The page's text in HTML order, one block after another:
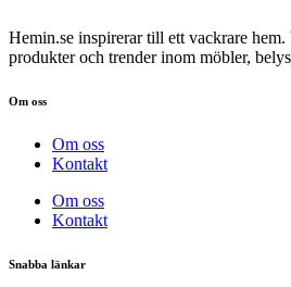
Hemin.se inspirerar till ett vackrare
produkter och trender inom möbler,
Om oss
Om oss
Kontakt
Om oss
Kontakt
Snabba länkar